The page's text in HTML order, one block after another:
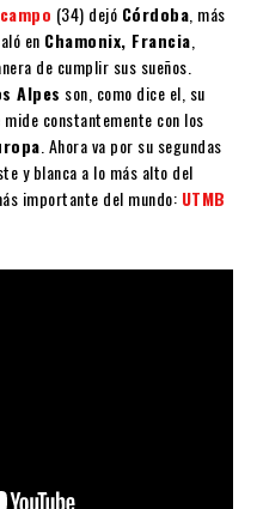
(34) dejó Córdoba , más
en Chamonix, Francia
de cumplir sus sueños.
Alpes son, como dice el, su
constantemente con los
. Ahora va por su segundas
y blanca a lo más alto del
importante del mundo: UTMB